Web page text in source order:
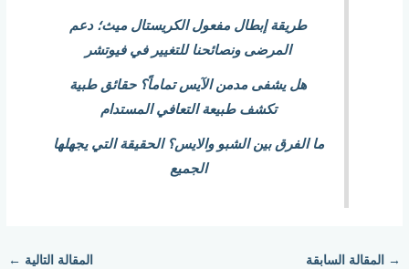
طريقة إبطال مفعول الكريستال ميث؛ دعم
المرضى ونصائحنا للتغيير في فيوتشر
هل يشفى مدمن الآيس تماماً؟ حقائق طبية
تكشف طبيعة التعافي المستدام
ما الفرق بين الشبو والايس؟ الحقيقة التي يجهلها
الجميع
→ المقالة السابقة المقالة التالية ←